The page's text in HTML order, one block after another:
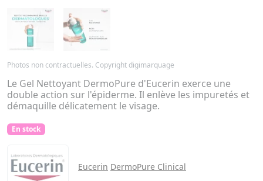
Photos non contractuelles. Copyright digimarquage
Le Gel Nettoyant DermoPure d'Eucerin exerce une
double action sur l'épiderme. Il enlève les impuretés et
démaquille délicatement le visage.
En stock
Eucerin DermoPure Clinical